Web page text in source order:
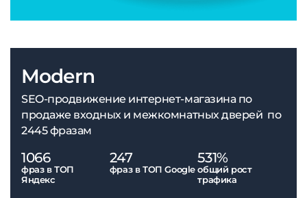
Modern
SEO-продвижение интернет-магазина по
продаже входных и межкомнатных дверей по
2445 фразам
1066
фраз в ТОП
Яндекс
247
фраз в ТОП Google
531%
общий рост
трафика